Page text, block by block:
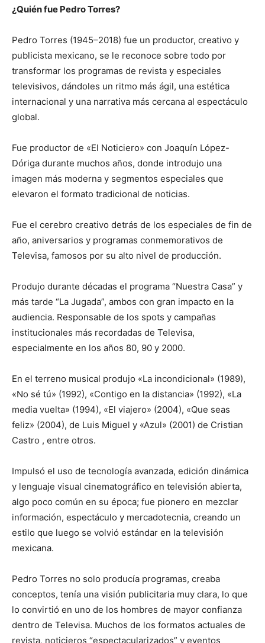
¿Quién fue Pedro Torres?
Pedro Torres (1945–2018) fue un productor, creativo y
publicista mexicano, se le reconoce sobre todo por
transformar los programas de revista y especiales
televisivos, dándoles un ritmo más ágil, una estética
internacional y una narrativa más cercana al espectáculo
global.
Fue productor de «El Noticiero» con Joaquín López-
Dóriga durante muchos años, donde introdujo una
imagen más moderna y segmentos especiales que
elevaron el formato tradicional de noticias.
Fue el cerebro creativo detrás de los especiales de fin de
año, aniversarios y programas conmemorativos de
Televisa, famosos por su alto nivel de producción.
Produjo durante décadas el programa “Nuestra Casa” y
más tarde “La Jugada”, ambos con gran impacto en la
audiencia. Responsable de los spots y campañas
institucionales más recordadas de Televisa,
especialmente en los años 80, 90 y 2000.
En el terreno musical produjo «La incondicional» (1989),
«No sé tú» (1992), «Contigo en la distancia» (1992), «La
media vuelta» (1994), «El viajero» (2004), «Que seas
feliz» (2004), de Luis Miguel y «Azul» (2001) de Cristian
Castro , entre otros.
Impulsó el uso de tecnología avanzada, edición dinámica
y lenguaje visual cinematográfico en televisión abierta,
algo poco común en su época; fue pionero en mezclar
información, espectáculo y mercadotecnia, creando un
estilo que luego se volvió estándar en la televisión
mexicana.
Pedro Torres no solo producía programas, creaba
conceptos, tenía una visión publicitaria muy clara, lo que
lo convirtió en uno de los hombres de mayor confianza
dentro de Televisa. Muchos de los formatos actuales de
revista, noticieros “espectacularizados” y eventos